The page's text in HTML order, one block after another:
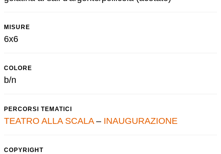
MISURE
6x6
COLORE
b/n
PERCORSI TEMATICI
TEATRO ALLA SCALA– INAUGURAZIONE
COPYRIGHT